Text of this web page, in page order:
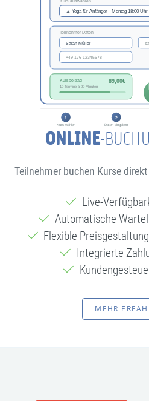
ONLINE-
Teilnehmer buchen Kurse
Live-
Automatische
Flexible
Integrierte
MEHR